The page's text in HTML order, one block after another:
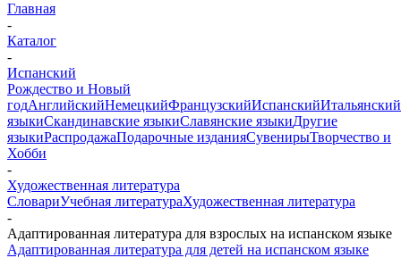
Главная
-
Каталог
-
Испанский
Рождество и Новый
годАнглийскийНемецкийФранцузскийИспанскийИтальянский
языкиСкандинавские языкиСлавянские языкиДругие
языкиРаспродажаПодарочные изданияСувенирыТворчество и
Хобби
-
Художественная литература
СловариУчебная литератураХудожественная литература
-
Адаптированная литература для взрослых на испанском языке
Адаптированная литература для детей на испанском языке